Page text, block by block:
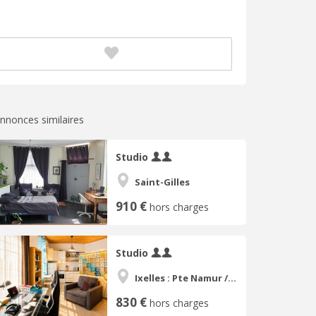
similaires
Studio
Saint-Gilles
910 € hors charges
Studio
Ixelles : Pte Namur / Flagey
830 € hors charges